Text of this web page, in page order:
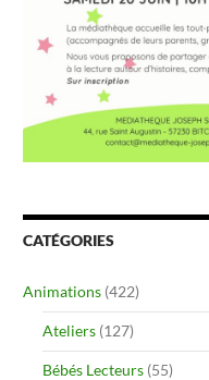
CATÉGORIES
Animations (422)
Ateliers (127)
Bébés Lecteurs (55)